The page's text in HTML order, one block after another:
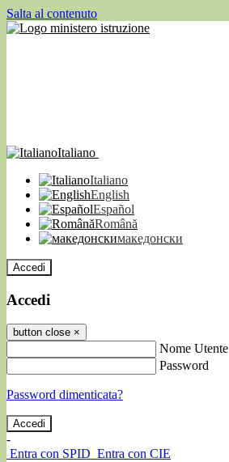
Salta al contenuto
Italiano
Italiano
English
Español
Română
македонски
Accedi
Accedi
button close ×
Nome Utente
Password
Password dimenticata?
-
Entra con SPID Entra con CIE